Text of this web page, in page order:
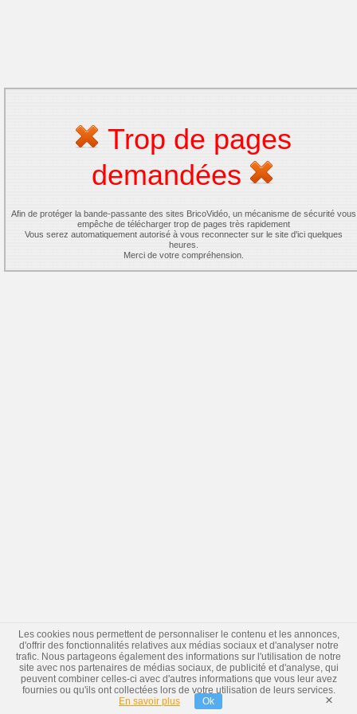
Trop de pages
demandées
Afin de protéger la bande-passante des sites BricoVidéo, un mécanisme de sécurité vous
empêche de télécharger trop de pages très rapidement
Vous serez automatiquement autorisé à vous reconnecter sur le site d'ici quelques
heures.
Merci de votre compréhension.
Les cookies nous permettent de personnaliser le contenu et les annonces,
d'offrir des fonctionnalités relatives aux médias sociaux et d'analyser notre
trafic. Nous partageons également des informations sur l'utilisation de notre
site avec nos partenaires de médias sociaux, de publicité et d'analyse, qui
peuvent combiner celles-ci avec d'autres informations que vous leur avez
fournies ou qu'ils ont collectées lors de votre utilisation de leurs services.
En savoir plus
Ok ×